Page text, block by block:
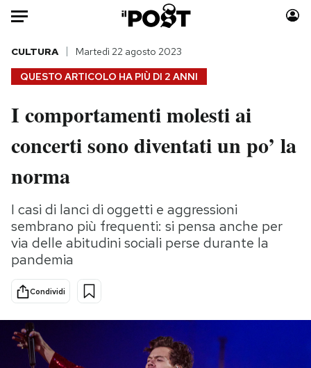
Auto
HOME
Italia
Politica
Tecnologia
Scienza
Cultura
Economia
Sport
Moda
Consumismi
Media
Europa
PODCAST
QUESTO ARTICOLO HA PIÙ DI 2 ANNI
CULTURA Martedì 22 agosto 2023
I comportamenti molesti ai
concerti sono diventati un po’ la
norma
I casi di lanci di oggetti e aggressioni
sembrano più frequenti: si pensa anche per
via delle abitudini sociali perse durante la
pandemia
Condividi